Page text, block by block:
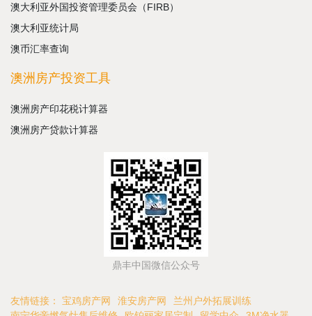
澳大利亚外国投资管理委员会（FIRB）
澳大利亚统计局
澳币汇率查询
澳洲房产投资工具
澳洲房产印花税计算器
澳洲房产贷款计算器
鼎丰中国微信公众号
友情链接： 宝鸡房产网 淮安房产网
兰州户外拓展训练